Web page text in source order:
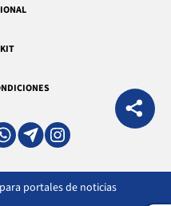
portales de noticias